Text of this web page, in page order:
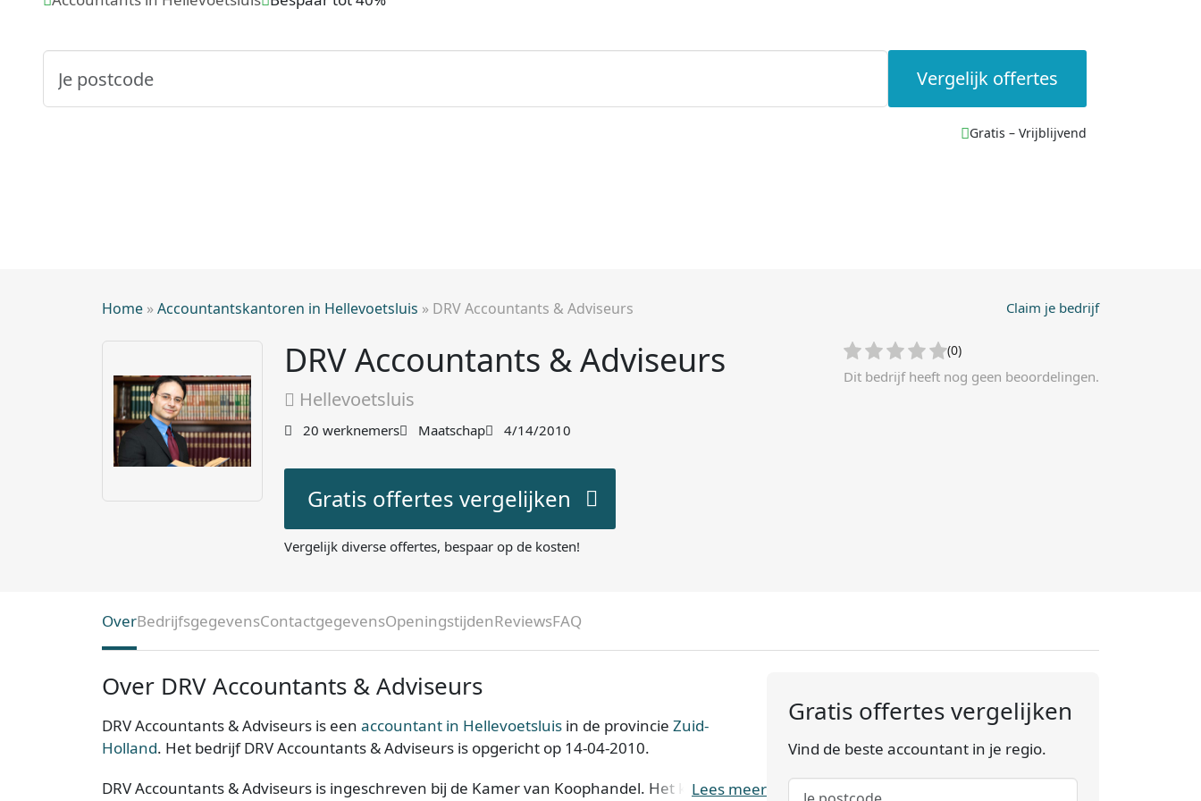
Vergelijk offertes
Gratis – Vrijblijvend
Home »Accountantskantoren in Hellevoetsluis » DRV Accountants & Adviseurs Claim je bedrijf
DRV Accountants & Adviseurs
Hellevoetsluis
20 werknemers Maatschap 4/14/2010
(0)
Dit bedrijf heeft nog geen beoordelingen.
Gratis offertes vergelijken
Vergelijk diverse offertes, bespaar op de kosten!
OverBedrijfsgegevensContactgegevensOpeningstijdenReviewsFAQ
Over DRV Accountants & Adviseurs
DRV Accountants & Adviseurs is een accountant in Hellevoetsluis in de provincie Zuid-
Holland. Het bedrijf DRV Accountants & Adviseurs is opgericht op 14-04-2010.
DRV Accountants & Adviseurs is ingeschreven bij de Kamer van Koophandel. Het kantoor is
Lees meer
Gratis offertes vergelijken
Vind de beste accountant in je regio.